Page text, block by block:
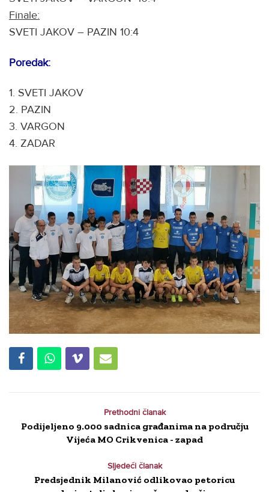
Finale:
SVETI JAKOV – PAZIN 10:4
Poredak:
1. SVETI JAKOV
2. PAZIN
3. VARGON
4. ZADAR
Prethodni članak
Podijeljeno 9.000 sadnica građanima na području
Vijeća MO Crikvenica - zapad
Sljedeći članak
Predsjednik Milanović odlikovao petoricu